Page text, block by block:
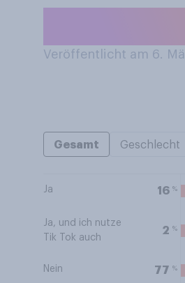
Veröffentlicht am 6.
Gesamt Geschlecht
Ja 16 %
Ja, und ich nutze
Tik Tok auch
2 %
Nein 77 %